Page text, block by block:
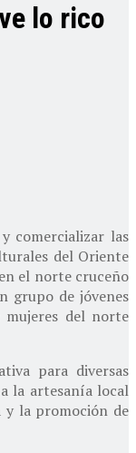
lo rico
comercializar las
del Oriente
el norte cruceño
grupo de jóvenes
mujeres del norte
para diversas
la artesanía local
y la promoción de